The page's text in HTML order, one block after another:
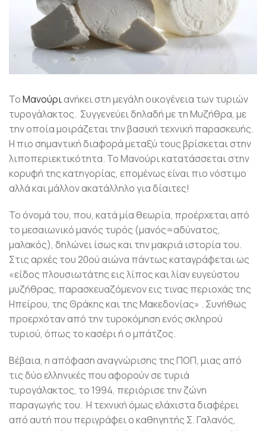
ΤοΜανούριανήκει στη μεγάλη οικογένεια των τυριών
τυρογάλακτος. Συγγενεύει δηλαδή με τη Μυζήθρα, με
την οποία μοιράζεται την βασική τεχνική παρασκευής.
Η πιο σημαντική διαφορά μεταξύ τους βρίσκεται στην
λιποπεριεκτικότητα. Το Μανούρι κατατάσσεται στην
κορυφή της κατηγορίας, επομένως είναι πιο νόστιμο
αλλά και μάλλον ακατάλληλο για δίαιτες!
Το όνομά του, που, κατά μία θεωρία, προέρχεται από
το μεσαιωνικό μανός τυρός (μανός=αδύνατος,
μαλακός), δηλώνει ίσως και την μακριά ιστορία του.
Στις αρχές του 20ού αιώνα πάντως καταγράφεται ως
«είδος πλουσιωτάτης εις λίπος και λίαν ευγεύστου
μυζήθρας, παρασκευαζόμενον εις τινας περιοχάς της
Ηπείρου, της Θράκης και της Μακεδονίας» . Συνήθως
προερχόταν από την τυροκόμηση ενός σκληρού
τυριού, όπως το κασέρι ή ο μπάτζος.
Βέβαια, η απόφαση αναγνώρισης της ΠΟΠ, μιας από
τις δύο ελληνικές που αφορούν σε τυριά
τυρογάλακτος, το 1994, περιόρισε την ζώνη
παραγωγής του. Η τεχνική όμως ελάχιστα διαφέρει
από αυτή που περιγράφει ο καθηγητής Σ. Γαλανός,